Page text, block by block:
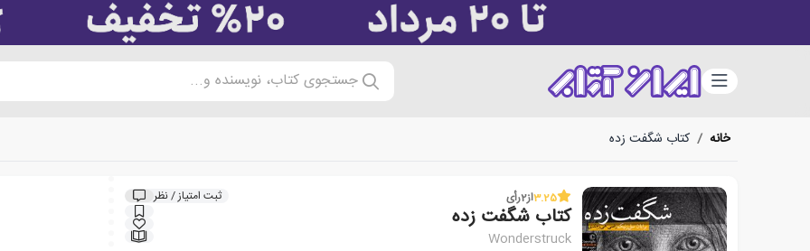
دسته‌بندی جستجوی کتاب، نویسنده و...
خانه / کتاب شگفت زده
3.25از2رأی ثبت امتیاز / نظر
کتاب شگفت زده
Wonderstruck